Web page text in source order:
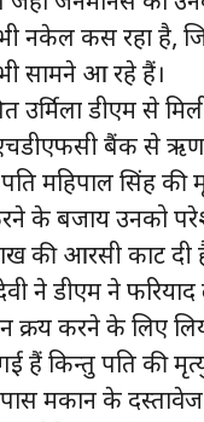
नकेल कस रहा है,
सामने आ रहे हैं।
उर्मिला डीएम से
बैंक से ऋण
पति महिपाल सिंह
के बजाय उनको
की आरसी काट दी
देवी ने डीएम ने
करने के लिए
हैं किन्तु पति की
मकान के दस्तावेज